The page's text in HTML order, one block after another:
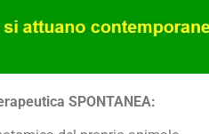
SPONTANEA: